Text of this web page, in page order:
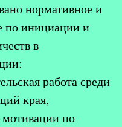
нормативное и
по инициации и
в
кая работа среди
края,
мотивации по